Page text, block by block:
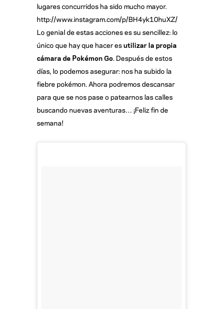
lugares concurridos ha sido mucho mayor.
http://www.instagram.com/p/BH4yk10huXZ/
Lo genial de estas acciones es su sencillez: lo
único que hay que hacer esutilizar la propia
cámara de Pokémon Go . Después de estos
días, lo podemos asegurar: nos ha subido la
fiebre pokémon. Ahora podremos descansar
para que se nos pase o patearnos las calles
buscando nuevas aventuras… ¡Feliz fin de
semana!